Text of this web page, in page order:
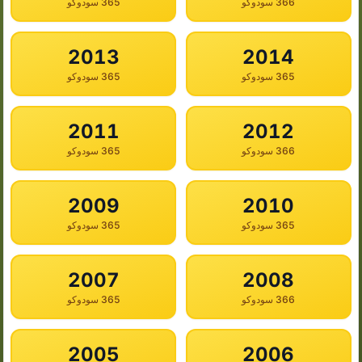
2014
365 سودوكو
2013
365 سودوكو
2012
366 سودوكو
2011
365 سودوكو
2010
365 سودوكو
2009
365 سودوكو
2008
366 سودوكو
2007
365 سودوكو
2006
2005